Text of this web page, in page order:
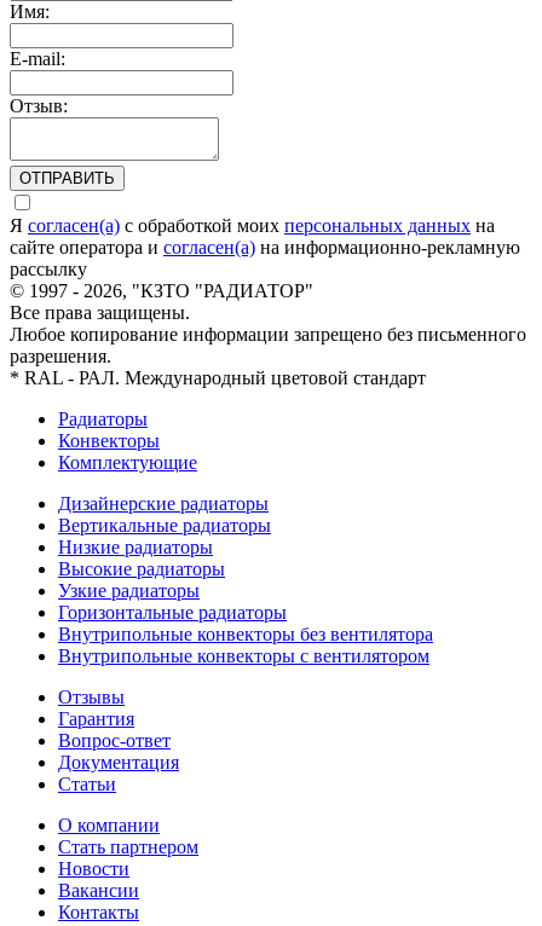
Имя:
E-mail:
Отзыв:
ОТПРАВИТЬ
Я согласен(а) c обработкой моих персональных данных на
сайте оператора и согласен(а) на информационно-рекламную
рассылку
© 1997 - 2026, "КЗТО "РАДИАТОР"
Все права защищены.
Любое копирование информации запрещено без письменного
разрешения.
* RAL - РАЛ. Международный цветовой стандарт
Радиаторы
Конвекторы
Комплектующие
Дизайнерские радиаторы
Вертикальные радиаторы
Низкие радиаторы
Высокие радиаторы
Узкие радиаторы
Горизонтальные радиаторы
Внутрипольные конвекторы без вентилятора
Внутрипольные конвекторы с вентилятором
Отзывы
Гарантия
Вопрос-ответ
Документация
Статьи
О компании
Стать партнером
Новости
Вакансии
Контакты